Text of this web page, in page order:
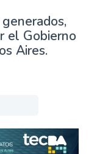
el Gobierno
Aires.